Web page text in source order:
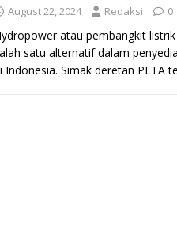
August 22, 2024 Redaksi 0
atau pembangkit
satu alternatif dalam
Indonesia. Simak deretan PLTA